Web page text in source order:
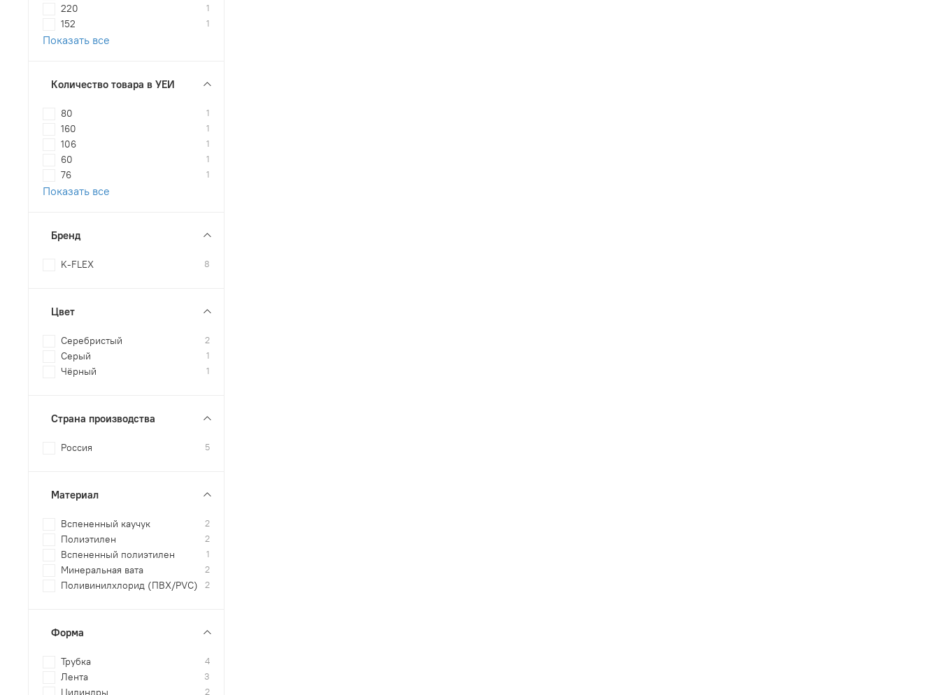
220 1
152 1
Показать все
Количество товара в УЕИ
80 1
160 1
106 1
60 1
76 1
Показать все
Бренд
K-FLEX 8
Цвет
Серебристый 2
Серый 1
Чёрный 1
Страна производства
Россия 5
Материал
Вспененный каучук 2
Полиэтилен 2
Вспененный полиэтилен 1
Минеральная вата 2
Поливинилхлорид (ПВХ/PVC) 2
Форма
Трубка 4
Лента 3
Цилиндры 2